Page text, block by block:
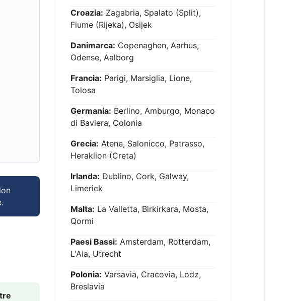
Croazia: Zagabria, Spalato (Split),
Fiume (Rijeka), Osijek
Danimarca: Copenaghen, Aarhus,
Odense, Aalborg
Francia: Parigi, Marsiglia, Lione,
Tolosa
Germania: Berlino, Amburgo, Monaco
di Baviera, Colonia
Grecia: Atene, Salonicco, Patrasso,
Heraklion (Creta)
Irlanda: Dublino, Cork, Galway,
Limerick
Malta: La Valletta, Birkirkara, Mosta,
Qormi
Paesi Bassi: Amsterdam, Rotterdam,
L'Aia, Utrecht
Polonia: Varsavia, Cracovia, Lodz,
Breslavia